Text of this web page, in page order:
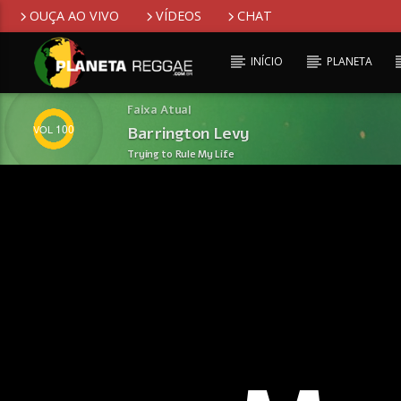
OUÇA AO VIVO VÍDEOS CHAT
INÍCIO PLANETA
100
Faixa Atual
Barrington Levy
Trying to Rule My Life